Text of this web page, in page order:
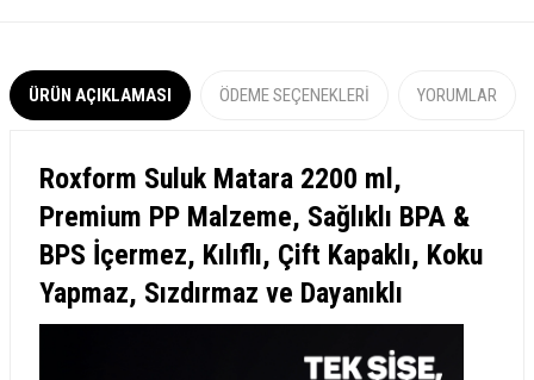
ÜRÜN AÇIKLAMASI ÖDEME SEÇENEKLERI YORUMLAR
Roxform Suluk Matara 2200 ml,
Premium PP Malzeme, Sağlıklı BPA &
BPS İçermez, Kılıflı, Çift Kapaklı, Koku
Yapmaz, Sızdırmaz ve Dayanıklı